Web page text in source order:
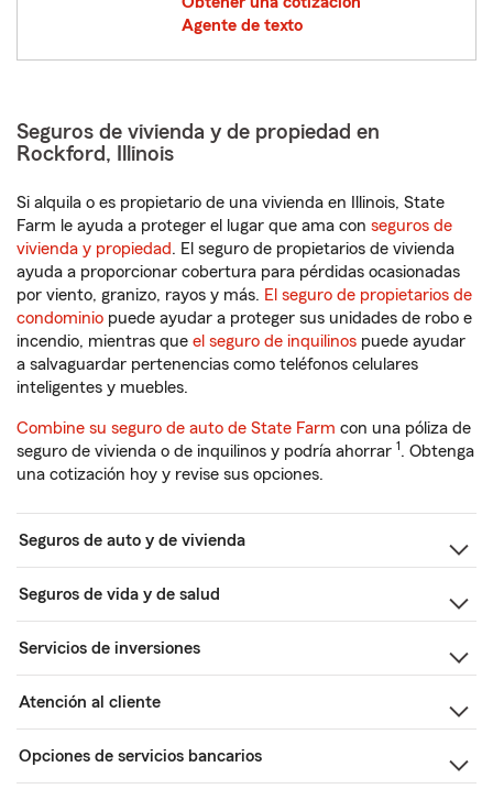
Agente de texto
Seguros de vivienda y de propiedad en
Rockford, Illinois
Si alquila o es propietario de una vivienda en Illinois, State
Farm le ayuda a proteger el lugar que ama con seguros de
vivienda y propiedad. El seguro de propietarios de vivienda
ayuda a proporcionar cobertura para pérdidas ocasionadas
por viento, granizo, rayos y más. El seguro de propietarios de
condominio puede ayudar a proteger sus unidades de robo e
incendio, mientras que el seguro de inquilinos puede ayudar
a salvaguardar pertenencias como teléfonos celulares
inteligentes y muebles.
Combine su seguro de auto de State Farm con una póliza de
seguro de vivienda o de inquilinos y podría ahorrar 1. Obtenga
una cotización hoy y revise sus opciones.
Seguros de auto y de vivienda
Seguros de vida y de salud
Servicios de inversiones
Atención al cliente
Opciones de servicios bancarios